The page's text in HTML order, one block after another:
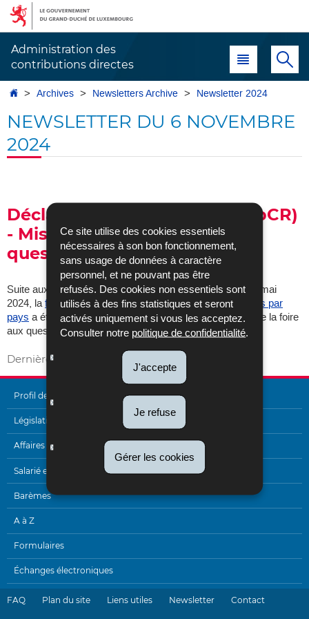
Ce site utilise des cookies essentiels
nécessaires à son bon fonctionnement,
sans usage de données à caractère
personnel, et ne pouvant pas être
refusés. Des cookies non essentiels sont
utilisés à des fins statistiques et seront
activés uniquement si vous les acceptez.
Consulter notre politique de confidentialité
J'accepte
Je refuse
Gérer les cookies
Aller
navigation
Aller
au
Administration des
contributions directes
Menu principal
AccueilArchives Newsletters Archive Newsletter 2024
NEWSLETTER DU 6 NOVEMBRE
2024
Déclaration pays par pays (CbCR)
- Mise à jour de la foire aux
questions
Suite aux nouvelles instructions publiées par l’OCDE en mai
2024, lafoire aux questions relatives à la déclaration pays par
pays a été mise à jour. Veuillez noter que le point 2.7.1. de la foire
aux questions a été modifié.
Dernière mise à jour 06/11/2024
MENU
DE
NAVIGATION
Profil de l'Administration
Législation
Affaires internationales
Salarié et pensionné
Barèmes
A à Z
Formulaires
Échanges électroniques
FAQ Plan du site Liens utiles Newsletter Contact